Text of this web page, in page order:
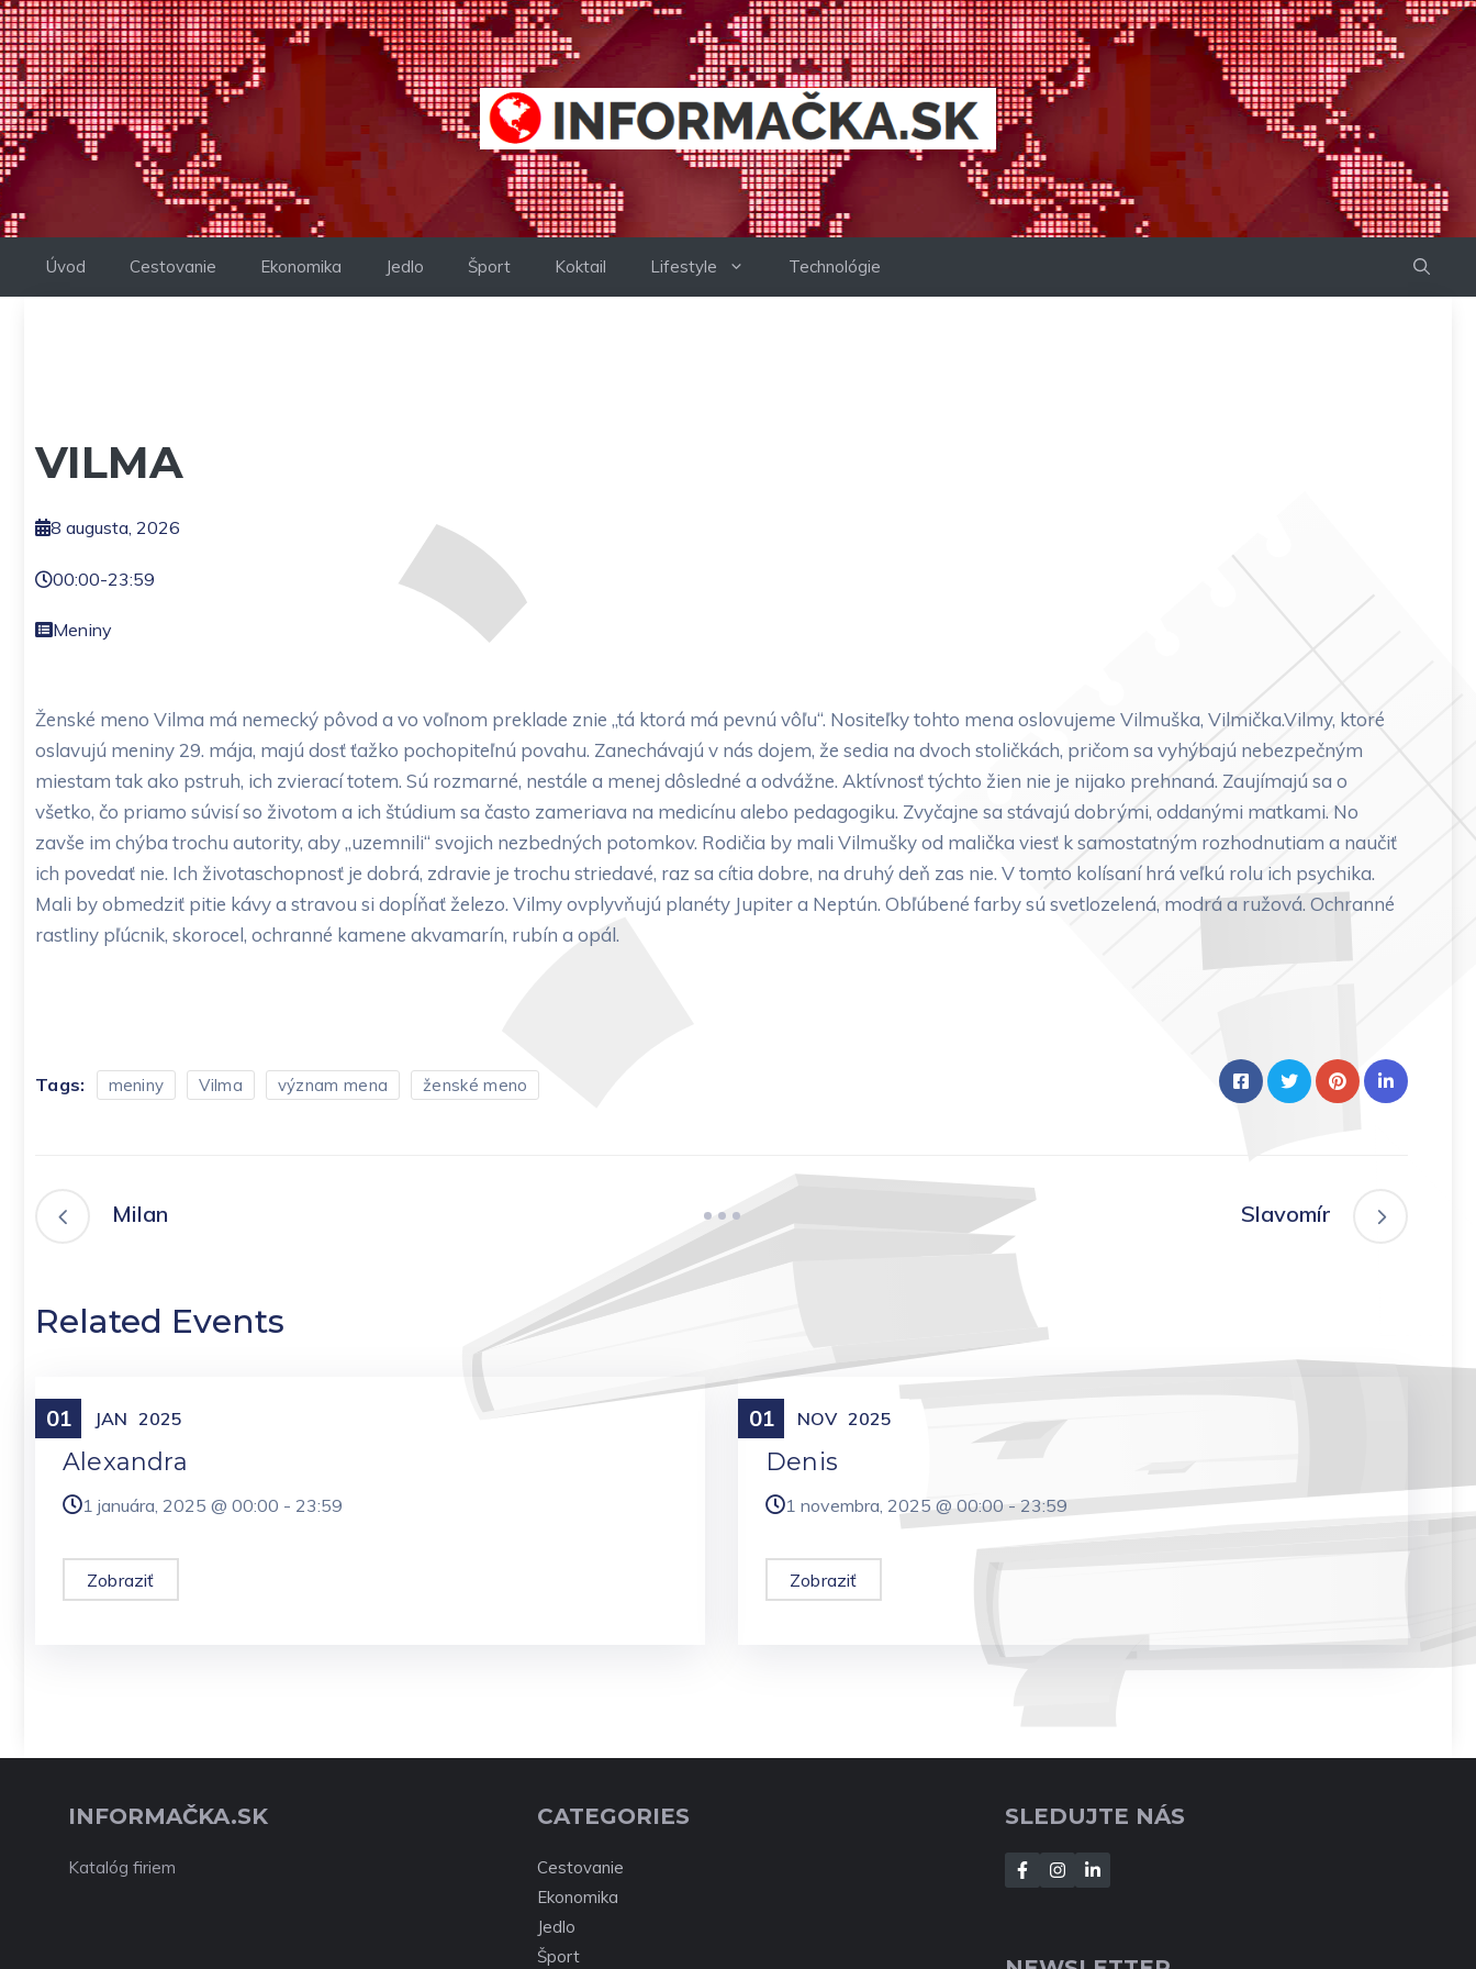
Preskočiť
na
obsah
Úvod Cestovanie Ekonomika Jedlo Šport Koktail Lifestyle Technológie
VILMA
8 augusta, 2026
00:00-23:59
Meniny
Ženské meno Vilma má nemecký pôvod a vo voľnom preklade znie „tá ktorá má pevnú vôľu“. Nositeľky tohto mena oslovujeme Vilmuška, Vilmička.Vilmy, ktoré
oslavujú meniny 29. mája, majú dosť ťažko pochopiteľnú povahu. Zanechávajú v nás dojem, že sedia na dvoch stoličkách, pričom sa vyhýbajú nebezpečným
miestam tak ako pstruh, ich zvierací totem. Sú rozmarné, nestále a menej dôsledné a odvážne. Aktívnosť týchto žien nie je nijako prehnaná. Zaujímajú sa o
všetko, čo priamo súvisí so životom a ich štúdium sa často zameriava na medicínu alebo pedagogiku. Zvyčajne sa stávajú dobrými, oddanými matkami. No
zavše im chýba trochu autority, aby „uzemnili“ svojich nezbedných potomkov. Rodičia by mali Vilmušky od malička viesť k samostatným rozhodnutiam a naučiť
ich povedať nie. Ich životaschopnosť je dobrá, zdravie je trochu striedavé, raz sa cítia dobre, na druhý deň zas nie. V tomto kolísaní hrá veľkú rolu ich psychika.
Mali by obmedziť pitie kávy a stravou si dopĺňať železo. Vilmy ovplyvňujú planéty Jupiter a Neptún. Obľúbené farby sú svetlozelená, modrá a ružová. Ochranné
rastliny pľúcnik, skorocel, ochranné kamene akvamarín, rubín a opál.
Tags: meniny Vilma význam mena ženské meno
Milan Slavomír
Related Events
01 JAN 2025
Meniny
Alexandra
1 januára, 2025 @ 00:00 - 23:59
Zobraziť
01 NOV 2025
Meniny
Denis
1 novembra, 2025 @ 00:00 - 23:59
Zobraziť
INFORMAČKA.SK
Katalóg firiem
CATEGORIES
Cestovanie
Ekonomika
Jedlo
Šport
SLEDUJTE NÁS